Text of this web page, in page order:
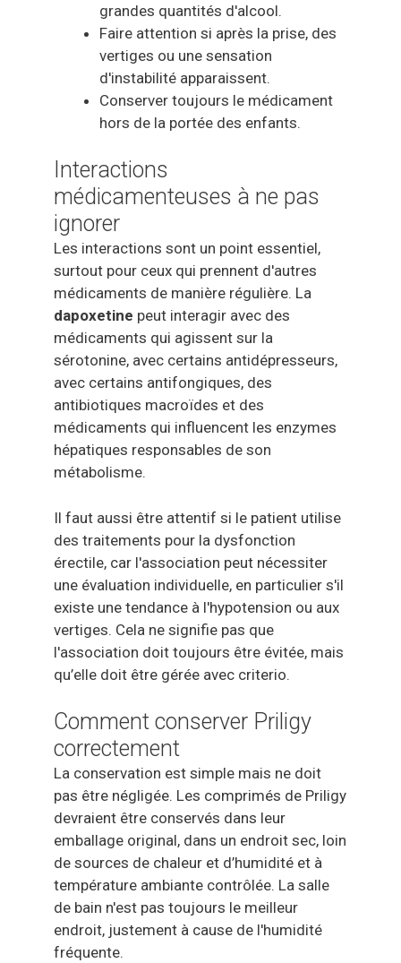
grandes quantités d'alcool.
Faire attention si après la prise, des
vertiges ou une sensation
d'instabilité apparaissent.
Conserver toujours le médicament
hors de la portée des enfants.
Interactions
médicamenteuses à ne pas
ignorer
Les interactions sont un point essentiel,
surtout pour ceux qui prennent d'autres
médicaments de manière régulière. La
dapoxetine peut interagir avec des
médicaments qui agissent sur la
sérotonine, avec certains antidépresseurs,
avec certains antifongiques, des
antibiotiques macroïdes et des
médicaments qui influencent les enzymes
hépatiques responsables de son
métabolisme.
Il faut aussi être attentif si le patient utilise
des traitements pour la dysfonction
érectile, car l'association peut nécessiter
une évaluation individuelle, en particulier s'il
existe une tendance à l'hypotension ou aux
vertiges. Cela ne signifie pas que
l'association doit toujours être évitée, mais
qu’elle doit être gérée avec criterio.
Comment conserver Priligy
correctement
La conservation est simple mais ne doit
pas être négligée. Les comprimés de Priligy
devraient être conservés dans leur
emballage original, dans un endroit sec, loin
de sources de chaleur et d’humidité et à
température ambiante contrôlée. La salle
de bain n'est pas toujours le meilleur
endroit, justement à cause de l'humidité
fréquente.